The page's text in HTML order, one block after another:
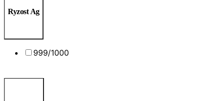
Ryzost Ag
999/1000